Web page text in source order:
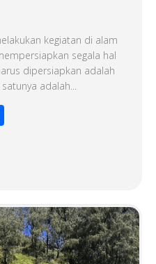
kegiatan di alam
segala hal
dipersiapkan adalah
adalah...